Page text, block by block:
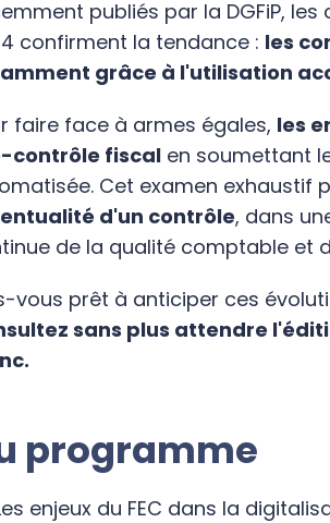
publiés par la DGFiP,
confirment la tendance : les
grâce à l'utilisation
faire face à armes égales, les
contrôle fiscal en soumettant
Cet examen exhaustif
d'un contrôle, dans
de la qualité comptable et
vous prêt à anticiper ces
sans plus attendre
programme
enjeux du FEC dans la